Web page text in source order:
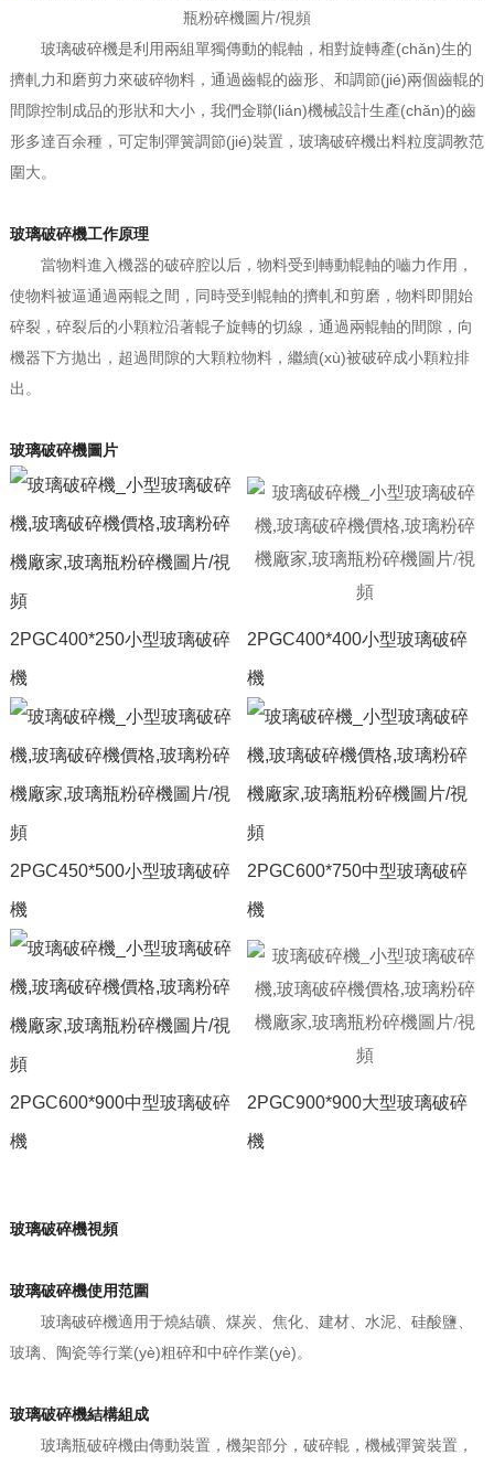
玻璃破碎機是利用兩組單獨傳動的輥軸，相對旋轉產(chǎn)生的
擠軋力和磨剪力來破碎物料，通過齒輥的齒形、和調節(jié)兩個齒輥的
間隙控制成品的形狀和大小，我們金聯(lián)機械設計生產(chǎn)的齒
形多達百余種，可定制彈簧調節(jié)裝置，玻璃破碎機出料粒度調教范
圍大。
玻璃破碎機工作原理
當物料進入機器的破碎腔以后，物料受到轉動輥軸的嚙力作用，
使物料被逼通過兩輥之間，同時受到輥軸的擠軋和剪磨，物料即開始
碎裂，碎裂后的小顆粒沿著輥子旋轉的切線，通過兩輥軸的間隙，向
機器下方拋出，超過間隙的大顆粒物料，繼續(xù)被破碎成小顆粒排
出。
玻璃破碎機圖片
2PGC400*250小型玻璃破碎
機
2PGC400*400小型玻璃破碎
機
2PGC450*500小型玻璃破碎
機
2PGC600*750中型玻璃破碎
機
2PGC600*900中型玻璃破碎
機
2PGC900*900大型玻璃破碎
機
玻璃破碎機視頻
玻璃破碎機使用范圍
玻璃破碎機適用于燒結礦、煤炭、焦化、建材、水泥、硅酸鹽、
玻璃、陶瓷等行業(yè)粗碎和中碎作業(yè)。
玻璃破碎機結構組成
玻璃瓶破碎機由傳動裝置，機架部分，破碎輥，機械彈簧裝置，